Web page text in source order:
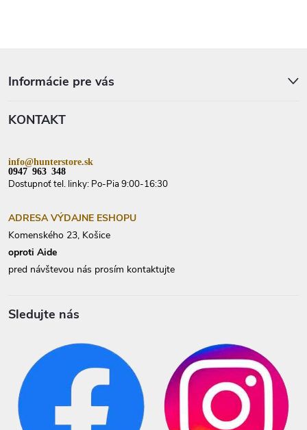
Informácie pre vás
KONTAKT
info@hunterstore.sk
0947 963 348
Dostupnoť tel. linky: Po-Pia 9:00-16:30
ADRESA VÝDAJNE ESHOPU
Komenského 23, Košice
oproti Aide
pred návštevou nás prosím kontaktujte
Sledujte nás